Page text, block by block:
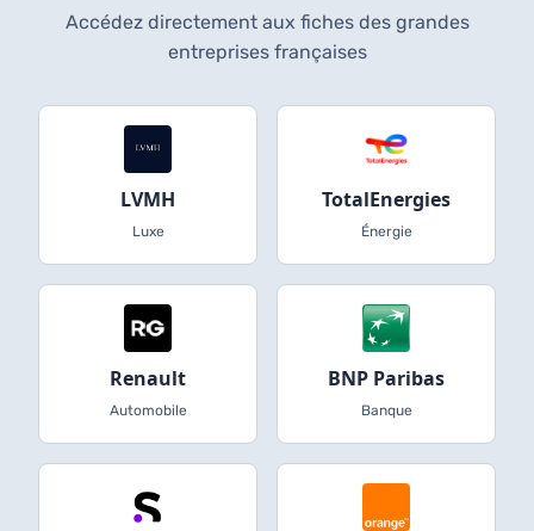
Accédez directement aux fiches des grandes
entreprises françaises
LVMH
Luxe
TotalEnergies
Énergie
Renault
Automobile
BNP Paribas
Banque